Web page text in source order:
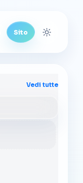
Sito Cambia
Vedi tutte